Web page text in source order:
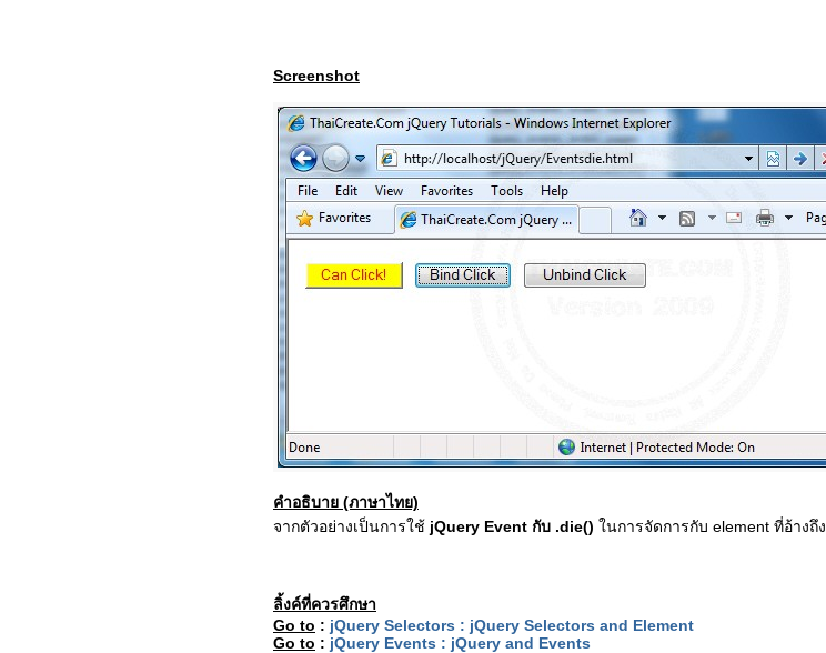
Screenshot
คำอธิบาย (ภาษาไทย)
จากตัวอย่างเป็นการใช้ jQuery Event กับ .die() ในการจัดการกับ element ที่อ้างถึง
ลิ้งค์ที่ควรศึกษา
Go to : jQuery Selectors : jQuery Selectors and Element
Go to : jQuery Events : jQuery and Events